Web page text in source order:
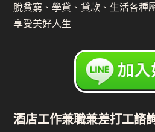
脫貧窮、學貸、貸款、生活各種
享受美好人生
酒店工作兼職兼差打工諮